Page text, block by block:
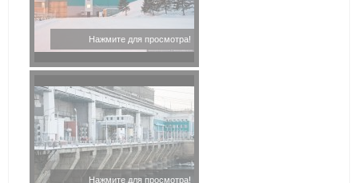
Нажмите для просмотра!
Нажмите для просмотра!